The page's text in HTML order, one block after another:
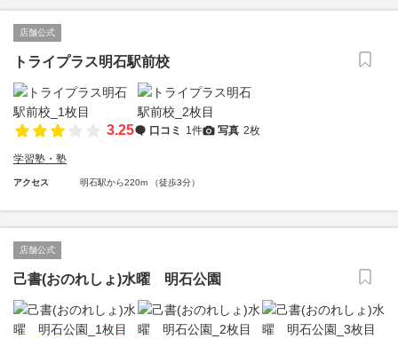
店舗公式
トライプラス明石駅前校
3.25 口コミ 1件 写真 2枚
学習塾・塾
アクセス 明石駅から220m （徒歩3分）
店舗公式
己書(おのれしょ)水曜 明石公園